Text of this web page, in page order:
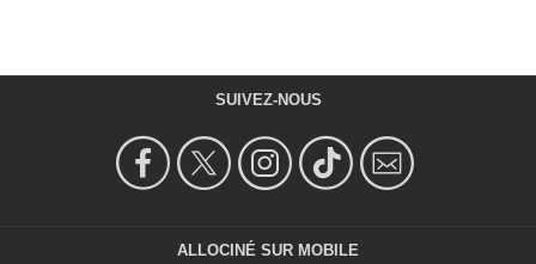
SUIVEZ-NOUS
ALLOCINÉ SUR MOBILE